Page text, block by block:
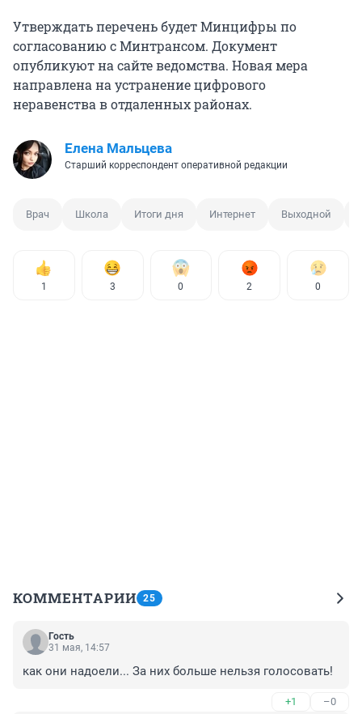
Утверждать перечень будет Минцифры по
согласованию с Минтрансом. Документ
опубликуют на сайте ведомства. Новая мера
направлена на устранение цифрового
неравенства в отдаленных районах.
Елена Мальцева
Старший корреспондент оперативной редакции
Врач Школа Итоги дня Интернет Выходной
1 3 0 2 0
КОММЕНТАРИИ 25
Гость
31 мая, 14:57
как они надоели... За них больше нельзя голосовать!
+1 –0